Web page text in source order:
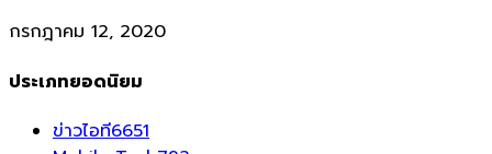
กรกฎาคม 12, 2020
ประเภทยอดนิยม
ข่าวไอที6651